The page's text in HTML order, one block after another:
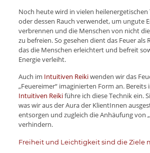
Noch heute wird in vielen
oder dessen Rauch verwendet, um ungute
verbrennen und die Menschen von nicht
zu befreien. So gesehen dient das Feuer als
das die Menschen erleichtert und befreit
Energie verleiht.
Auch im Intuitiven Reikiwenden wir das
„Feuereimer“ imaginierten Form an. Bereits
Intuitiven Reikiführe ich diese Technik ein.
was wir aus der Aura der KlientInnen
entsorgen und zugleich die Anhäufung von
verhindern.
Freiheit und Leichtigkeit sind die Ziele